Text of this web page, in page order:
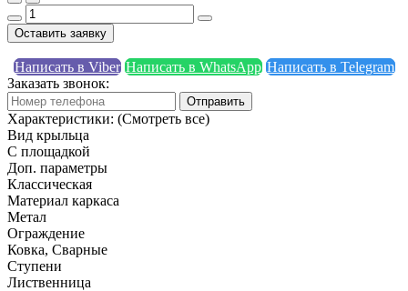
Оставить заявку
Написать в Viber Написать в WhatsApp Написать в Telegram
Заказать звонок:
Отправить
Характеристики: (Смотреть все)
Вид крыльца
С площадкой
Доп. параметры
Классическая
Материал каркаса
Метал
Ограждение
Ковка, Сварные
Ступени
Лиственница